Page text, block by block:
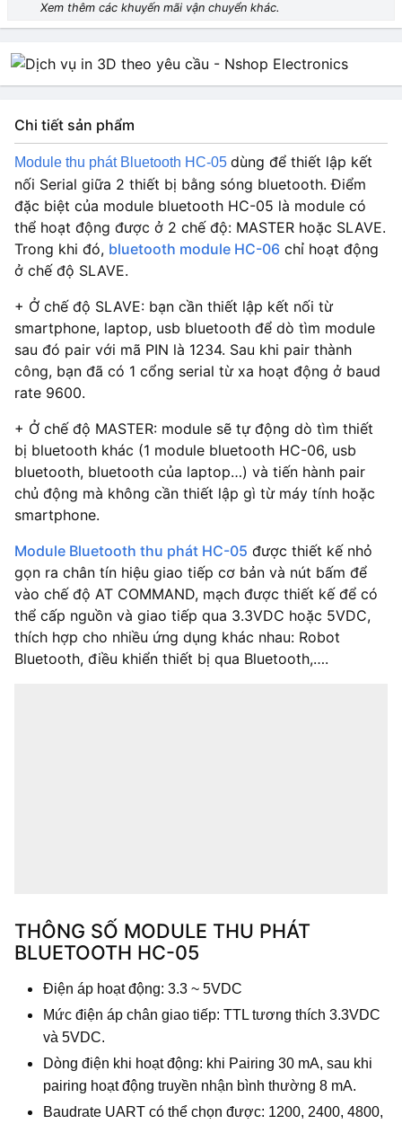
Xem thêm các khuyến mãi vận chuyển khác.
Chi tiết sản phẩm
Module thu phát Bluetooth HC-05 dùng để thiết lập kết
nối Serial giữa 2 thiết bị bằng sóng bluetooth. Điểm
đặc biệt của module bluetooth HC-05 là module có
thể hoạt động được ở 2 chế độ: MASTER hoặc SLAVE.
Trong khi đó, bluetooth module HC-06 chỉ hoạt động
ở chế độ SLAVE.
+ Ở chế độ SLAVE: bạn cần thiết lập kết nối từ
smartphone, laptop, usb bluetooth để dò tìm module
sau đó pair với mã PIN là 1234. Sau khi pair thành
công, bạn đã có 1 cổng serial từ xa hoạt động ở baud
rate 9600.
+ Ở chế độ MASTER: module sẽ tự động dò tìm thiết
bị bluetooth khác (1 module bluetooth HC-06, usb
bluetooth, bluetooth của laptop…) và tiến hành pair
chủ động mà không cần thiết lập gì từ máy tính hoặc
smartphone.
Module Bluetooth thu phát HC-05 được thiết kế nhỏ
gọn ra chân tín hiệu giao tiếp cơ bản và nút bấm để
vào chế độ AT COMMAND, mạch được thiết kế để có
thể cấp nguồn và giao tiếp qua 3.3VDC hoặc 5VDC,
thích hợp cho nhiều ứng dụng khác nhau: Robot
Bluetooth, điều khiển thiết bị qua Bluetooth,….
THÔNG SỐ MODULE THU PHÁT
BLUETOOTH HC-05
Điện áp hoạt động: 3.3 ~ 5VDC
Mức điện áp chân giao tiếp: TTL tương thích 3.3VDC
và 5VDC.
Dòng điện khi hoạt động: khi Pairing 30 mA, sau khi
pairing hoạt động truyền nhận bình thường 8 mA.
Baudrate UART có thể chọn được: 1200, 2400, 4800,